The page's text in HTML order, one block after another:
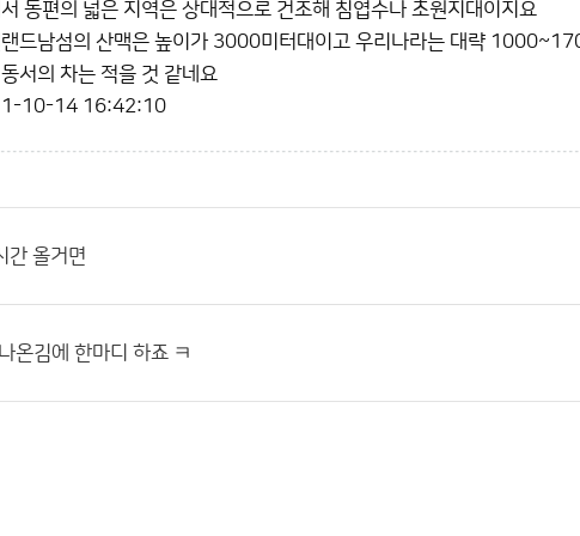
동편의 넓은 지역은 상대적으로 건조해 침엽수나 초원지대이지요
드남섬의 산맥은 높이가 3000미터대이고 우리나라는 대략
서의 차는 적을 것 같네요
10-14 16:42:10
간 올거면
온김에 한마디 하죠 ㅋ